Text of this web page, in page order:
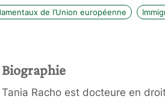
de l’Union européenne
Biographie
Tania Racho est docteure en